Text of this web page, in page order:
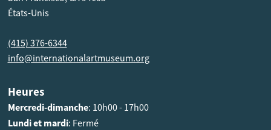
États-Unis
(415) 376-6344
info@internationalartmuseum.org
Heures
Mercredi-dimanche: 10h00 - 17h00
Lundi et mardi: Fermé